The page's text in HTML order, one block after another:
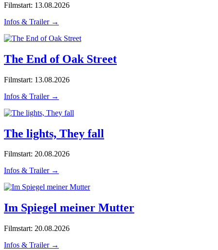
Filmstart: 13.08.2026
Infos & Trailer →
The End of Oak Street
Filmstart: 13.08.2026
Infos & Trailer →
The lights, They fall
Filmstart: 20.08.2026
Infos & Trailer →
Im Spiegel meiner Mutter
Filmstart: 20.08.2026
Infos & Trailer →